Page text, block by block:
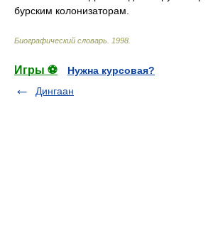
бурским колонизаторам.
Биографический словарь 1998
Игры ⚽
Нужна курсовая?
Дингаан